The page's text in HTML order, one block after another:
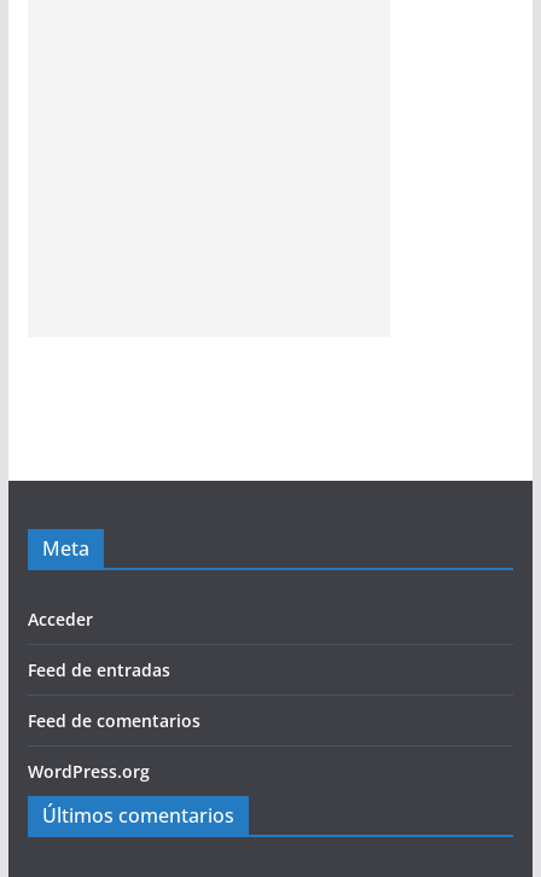
Meta
Acceder
Feed de entradas
Feed de comentarios
WordPress.org
Últimos comentarios